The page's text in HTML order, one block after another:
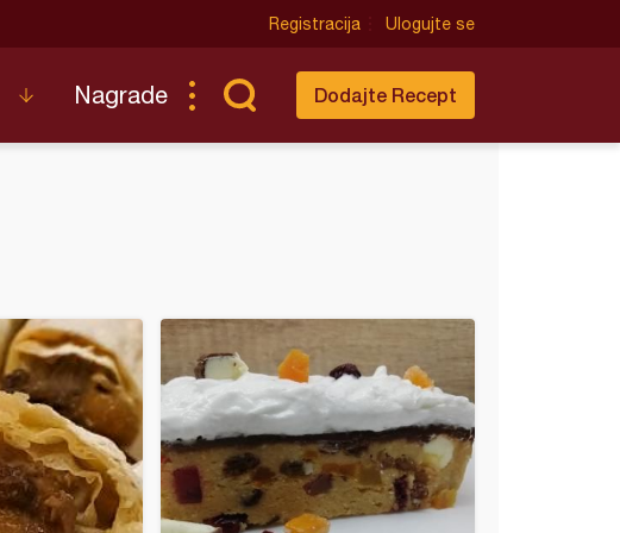
Registracija Ulogujte se
Nagrade Dodajte Recept